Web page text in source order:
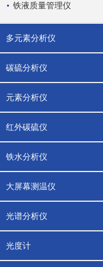
铁液质量管理仪
多元素分析仪
碳硫分析仪
元素分析仪
红外碳硫仪
铁水分析仪
大屏幕测温仪
光谱分析仪
光度计